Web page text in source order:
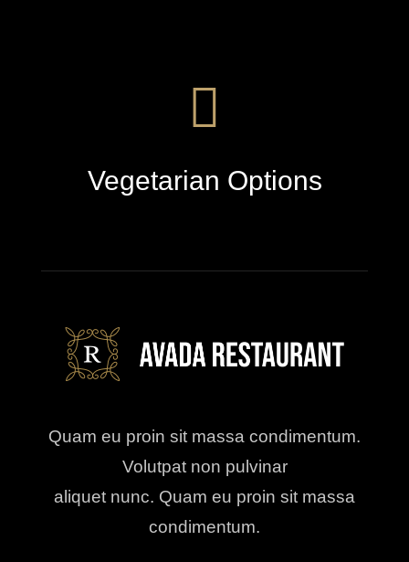
Vegetarian Options
Quam eu proin sit massa condimentum.
Volutpat non pulvinar
aliquet nunc. Quam eu proin sit massa
condimentum.